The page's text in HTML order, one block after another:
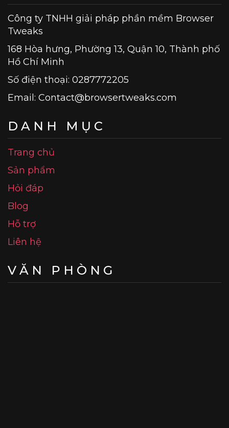
Công ty TNHH giải pháp phần mềm Browser
Tweaks
168 Hòa hưng, Phường 13, Quận 10, Thành phố
Hồ Chí Minh
Số điện thoại: 0287772205
Email: Contact@browsertweaks.com
DANH MỤC
Trang chủ
Sản phẩm
Hỏi đáp
Blog
Hỗ trợ
Liên hệ
VĂN PHÒNG